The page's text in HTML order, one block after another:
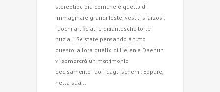
stereotipo più comune è quello di
immaginare grandi feste, vestiti sfarzosi,
fuochi artificiali e gigantesche torte
nuziali. Se state pensando a tutto
questo, allora quello di Helen e Daehun
vi sembrerà un matrimonio
decisamente fuori dagli schemi. Eppure,
nella sua...